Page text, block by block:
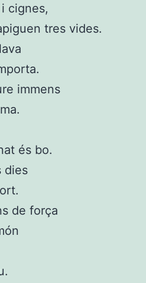
cignes,
tres vides.
immens
és bo.
dies
de força